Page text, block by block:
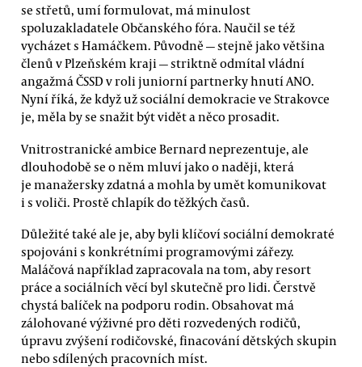
se střetů, umí formulovat, má minulost
spoluzakladatele Občanského fóra. Naučil se též
vycházet s Hamáčkem. Původně — stejně jako většina
členů v Plzeňském kraji — striktně odmítal vládní
angažmá ČSSD v roli juniorní partnerky hnutí ANO.
Nyní říká, že když už sociální demokracie ve Strakovce
je, měla by se snažit být vidět a něco prosadit.
Vnitrostranické ambice Bernard neprezentuje, ale
dlouhodobě se o něm mluví jako o naději, která
je manažersky zdatná a mohla by umět komunikovat
i s voliči. Prostě chlapík do těžkých časů.
Důležité také ale je, aby byli klíčoví sociální demokraté
spojováni s konkrétními programovými zářezy.
Maláčová například zapracovala na tom, aby resort
práce a sociálních věcí byl skutečně pro lidi. Čerstvě
chystá balíček na podporu rodin. Obsahovat má
zálohované výživné pro děti rozvedených rodičů,
úpravu zvýšení rodičovské, finacování dětských skupin
nebo sdílených pracovních míst.